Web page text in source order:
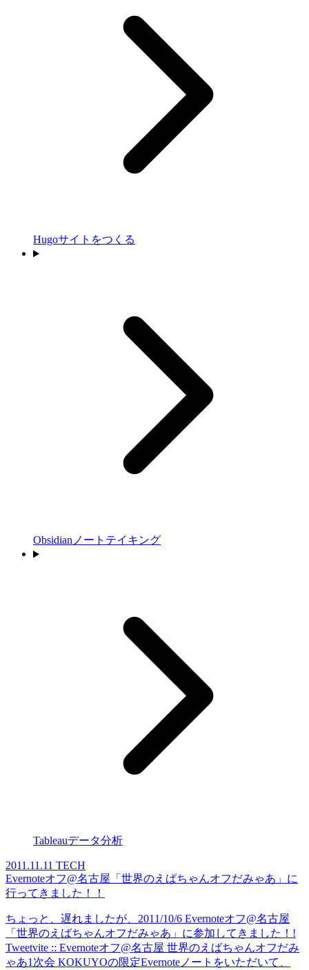
Hugoサイトをつくる
Obsidianノートテイキング
Tableauデータ分析
2011.11.11 TECH
Evernoteオフ@名古屋「世界のえばちゃんオフだみゃあ」に
行ってきました！！
ちょっと、遅れましたが、2011/10/6 Evernoteオフ@名古屋
「世界のえばちゃんオフだみゃあ」に参加してきました！!
Tweetvite :: Evernoteオフ@名古屋 世界のえばちゃんオフだみ
ゃあ1次会 KOKUYOの限定Evernoteノートをいただいて、